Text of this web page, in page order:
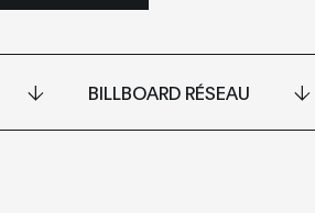
BILLBOARD RÉSEAU